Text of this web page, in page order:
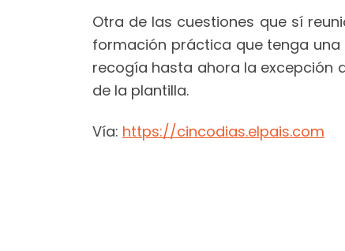
Otra de las cuestiones que sí
formación práctica que tenga una
recogía hasta ahora la excepción
de la plantilla.
Vía: https://cincodias.elpais.com